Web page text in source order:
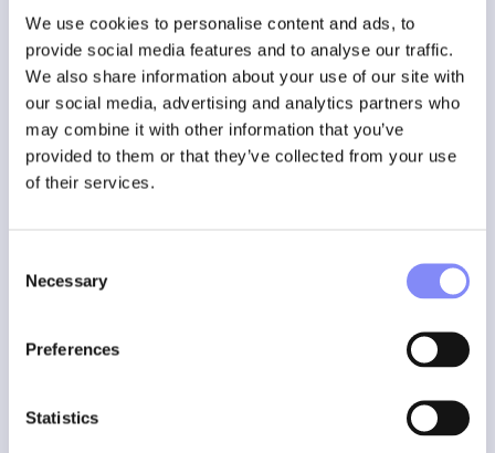
We use cookies to personalise content and ads, to
provide social media features and to analyse our traffic.
We also share information about your use of our site with
our social media, advertising and analytics partners who
may combine it with other information that you’ve
provided to them or that they’ve collected from your use
of their services.
Selection
Necessary
Preferences
Statistics
Het verminderen van reactiekrachten verhoogt het
comfort voor de operatoren, minimaliseert het risico op
letsel en stabiliseert het proces van verschroeven.
Pulsgereedschap– Speciale
overwegingen
Conventionele DC-tools met directe aandrijving genereren
omvangrijke en dure koppelarmen nodig, en toepassingen
boven50 Nm
alternatief: ze maken gebruik van hydraulische impulsen
waardoor de veiligheid, het comfort en de herhaalbaarheid
van het aandraaien voor de operatoren worden verbeterd,